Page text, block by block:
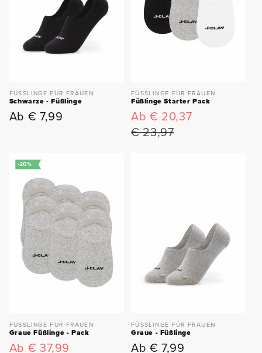
FÜSSLINGE FÜR FRAUEN
Schwarze - Füßlinge
Normaler
Ab € 7,99
FÜSSLINGE FÜR FRAUEN
Füßlinge Starter Pack
Verkaufspreis
Ab € 20,37
€ 23,97
-20%
FÜSSLINGE FÜR FRAUEN
Graue Füßlinge - Pack
Verkaufspreis
Ab € 37,99
FÜSSLINGE FÜR FRAUEN
Graue - Füßlinge
Normaler
Ab € 7,99